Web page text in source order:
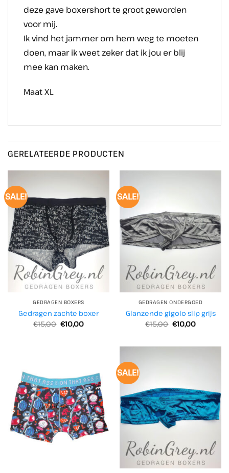
deze gave boxershort te groot geworden
voor mij.
Ik vind het jammer om hem weg te moeten
doen, maar ik weet zeker dat ik jou er blij
mee kan maken.
Maat XL
GERELATEERDE PRODUCTEN
SALE!
GEDRAGEN BOXERS
Gedragen zachte boxer
€15,00 Oorspronkelijke
prijs
€10,00Huidige
SALE!
GEDRAGEN ONDERGOED
Glanzende gigolo slip grijs
€15,00 Oorspronkelijke
prijs
€10,00Huidige
SALE!